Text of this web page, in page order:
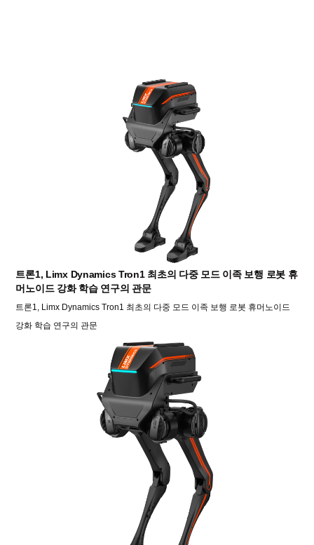
트론1, Limx Dynamics Tron1 최초의 다중 모드 이족 보행 로봇 휴
머노이드 강화 학습 연구의 관문
트론1, Limx Dynamics Tron1 최초의 다중 모드 이족 보행 로봇 휴머노이드
강화 학습 연구의 관문